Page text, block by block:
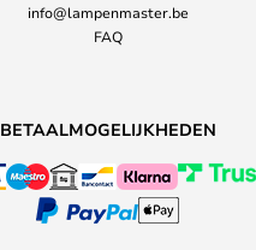
info@lampenmaster.be
FAQ
BETAALMOGELIJKHEDEN